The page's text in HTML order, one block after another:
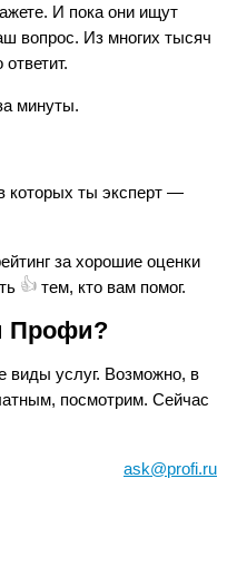
И пока они ищут
вопрос. Из многих тысяч
минуты.
которых ты эксперт —
за хорошие оценки
👍 тем, кто вам помог.
Профи?
виды услуг. Возможно, в
посмотрим. Сейчас
ask@profi.ru